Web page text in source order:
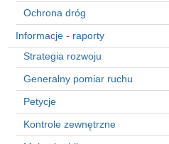
mienia
majątkowego
Zamówienia
publiczne
Ochrona
danych
osobowych
Deklaracja
Ochrona dróg
Informacje - raporty
Strategia rozwoju
Generalny pomiar ruchu
Petycje
Kontrole zewnętrzne